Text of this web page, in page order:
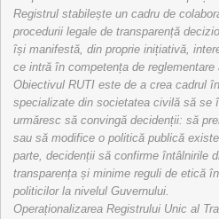
Registrul stabilește un cadru de
procedurii legale de transparență
își manifestă, din proprie inițiativă,
ce intră în competența de
Obiectivul RUTI este de a crea cadrul
specializate din societatea civilă să se
urmăresc să convingă decidenții: să
sau să modifice o politică publică
parte, decidenții să confirme întâlnirile
transparența și minime reguli de etică
politicilor la nivelul Guvernului.
Operaționalizarea Registrului Unic al